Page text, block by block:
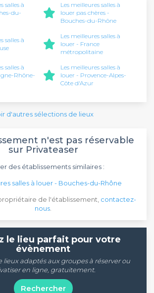
salles à
du-
Les meilleures salles à
louer pas chères -
Bouches-du-Rhône
salles à
Les meilleures salles à
louer - France
métropolitaine
salles à
Rhône-
Les meilleures salles à
louer - Provence-Alpes-
Côte d'Azur
d'autres sélections de lieux
n'est pas réservable
sur Privateaser
des établissements similaires :
salles à louer - Bouches-du-Rhône
de l'établissement, contactez-
nous
le lieu parfait pour votre
évènement
lieux adaptés aux groupes à réserver ou
en ligne, gratuitement.
Rechercher